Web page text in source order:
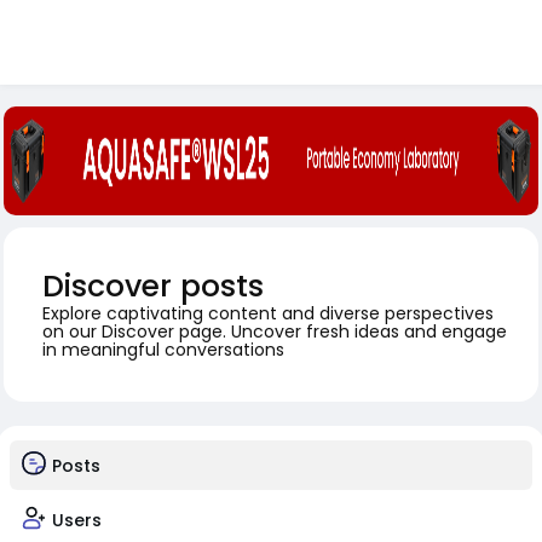
Discover posts
Explore captivating content and diverse perspectives
on our Discover page. Uncover fresh ideas and engage
in meaningful conversations
Posts
Users